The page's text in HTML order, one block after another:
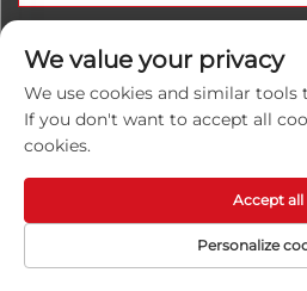
এখন পাঠান
সংরক্ষিত।
We value your privacy
We use cookies and similar tools
If you don't want to accept all
cookies.
Personalize
Accept all